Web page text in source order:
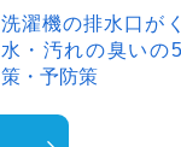
洗濯機の排水口が
水・汚れの臭いの
策・予防策